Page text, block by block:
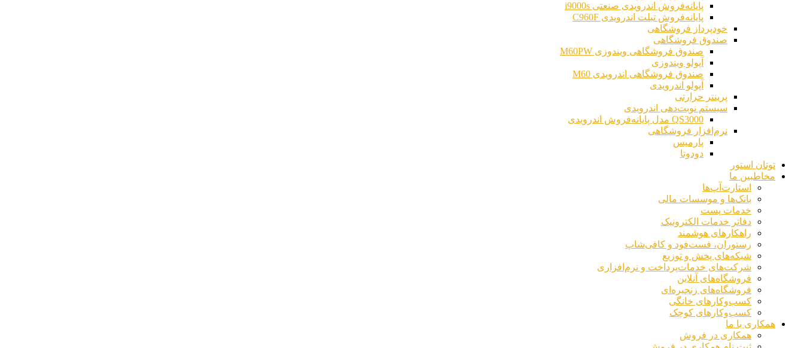
پایانه‌فروش اندرویدی صنعتی i9000s
پایانه‌فروش تبلت اندرویدی C960F
خودپرداز فروشگاهی
صندوق فروشگاهی
صندوق فروشگاهی ویندوزی M60PW
آپولو ویندوزی
صندوق فروشگاهی اندرویدی M60
آپولو اندرویدی
پرینتر حرارتی
سیستم نوبت‌دهی اندرویدی
QS3000 مدل پایانه‌فروش اندرویدی
نرم‌افزار فروشگاهی
پارمیس
دودوتا
توتان استور
مخاطبین ما
استارت‌آپ‌ها
بانک‌ها و موسسات مالی
خدمات پست
دفاتر خدمات الکترونیک
راهکارهای هوشمند
رستوران، فست‌فود و کافی‌شاپ
شبکه‌های پخش و توزیع
شرکت‌های خدمات‌پرداخت و نرم‌افزاری
فروشگاه‌های آنلاین
فروشگاه‌های زنجیره‌ای
کسب‌وکارهای خانگی
کسب‌وکارهای کوچک
همکاری با ما
همکاری در فروش